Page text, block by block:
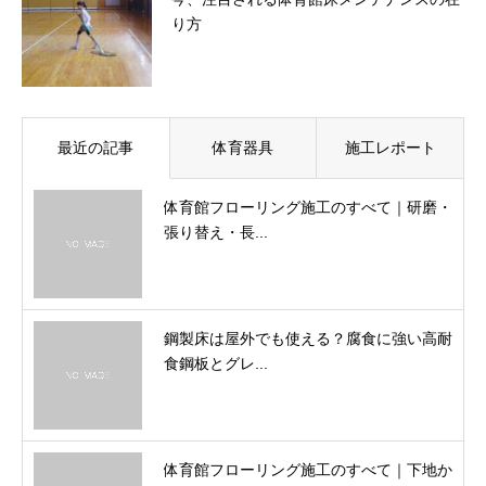
り方
最近の記事 体育器具 施工レポート
体育館フローリング施工のすべて｜研磨・
張り替え・長...
鋼製床は屋外でも使える？腐食に強い高耐
食鋼板とグレ...
体育館フローリング施工のすべて｜下地か